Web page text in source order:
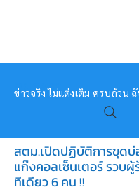
หมอข่าว
ข่าวจริง ไม่แต่งเติม ครบถ้วน
สตม.เปิดปฏิบัติการขุดบ่
แก๊งคอลเซ็นเตอร์ รวบ
ทีเดียว 6 คน !!